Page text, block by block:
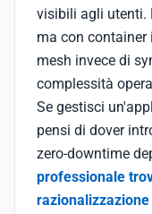
visibili agli utenti.
ma con container
mesh invece di
complessità
Se gestisci
pensi di dover
zero-downtime
professionale